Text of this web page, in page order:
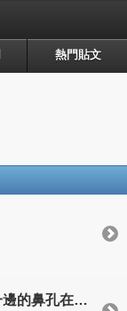
熱門貼文
明明沒感冒，為什麼我只有一邊的鼻孔在呼吸?